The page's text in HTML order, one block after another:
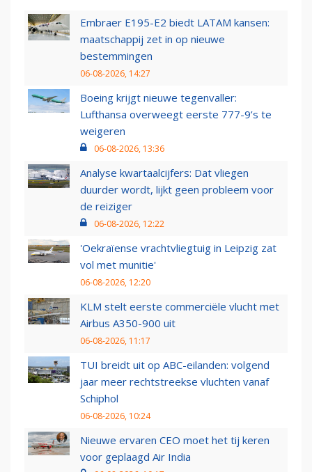
Embraer E195-E2 biedt LATAM kansen:
maatschappij zet in op nieuwe
bestemmingen
06-08-2026, 14:27
Boeing krijgt nieuwe tegenvaller:
Lufthansa overweegt eerste 777-9’s te
weigeren
06-08-2026, 13:36
Analyse kwartaalcijfers: Dat vliegen
duurder wordt, lijkt geen probleem voor
de reiziger
06-08-2026, 12:22
'Oekraïense vrachtvliegtuig in Leipzig zat
vol met munitie'
06-08-2026, 12:20
KLM stelt eerste commerciële vlucht met
Airbus A350-900 uit
06-08-2026, 11:17
TUI breidt uit op ABC-eilanden: volgend
jaar meer rechtstreekse vluchten vanaf
Schiphol
06-08-2026, 10:24
Nieuwe ervaren CEO moet het tij keren
voor geplaagd Air India